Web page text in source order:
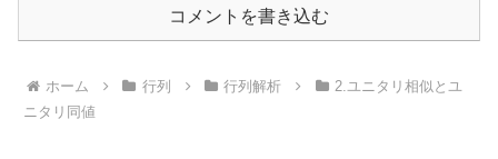
コメントを書き込む
ホーム 行列 行列解析
2.ユニタリ相似とユ
ニタリ同値